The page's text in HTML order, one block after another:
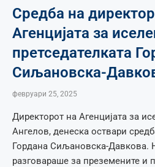
Средба на
Агенцијата за
претседателката
Сиљановска-
февруари 25, 2025
Директорот на Агенцијата за
Ангелов, денеска оствари
Гордана Сиљановска-Давкова.
разговараше за преземените и